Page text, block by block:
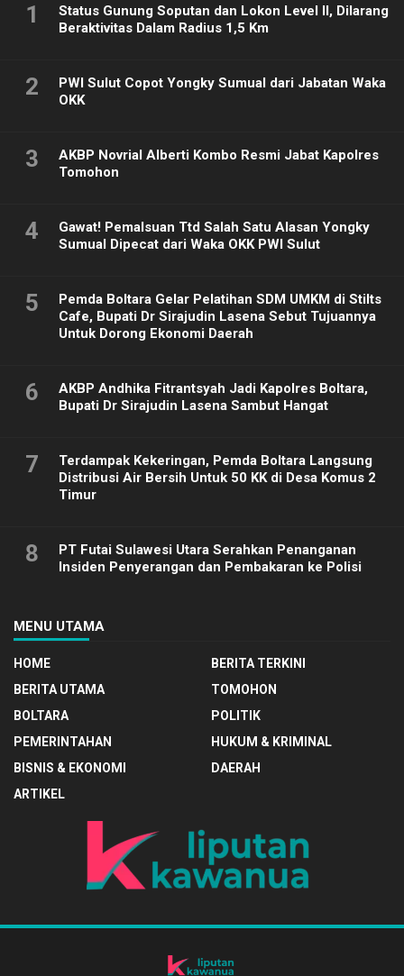
1
Status Gunung Soputan dan Lokon Level II, Dilarang
Beraktivitas Dalam Radius 1,5 Km
2
PWI Sulut Copot Yongky Sumual dari Jabatan Waka
OKK
3
AKBP Novrial Alberti Kombo Resmi Jabat Kapolres
Tomohon
4
Gawat! Pemalsuan Ttd Salah Satu Alasan Yongky
Sumual Dipecat dari Waka OKK PWI Sulut
5
Pemda Boltara Gelar Pelatihan SDM UMKM di Stilts
Cafe, Bupati Dr Sirajudin Lasena Sebut Tujuannya
Untuk Dorong Ekonomi Daerah
6
AKBP Andhika Fitrantsyah Jadi Kapolres Boltara,
Bupati Dr Sirajudin Lasena Sambut Hangat
7
Terdampak Kekeringan, Pemda Boltara Langsung
Distribusi Air Bersih Untuk 50 KK di Desa Komus 2
Timur
8
PT Futai Sulawesi Utara Serahkan Penanganan
Insiden Penyerangan dan Pembakaran ke Polisi
MENU UTAMA
HOME
BERITA TERKINI
BERITA UTAMA
TOMOHON
BOLTARA
POLITIK
PEMERINTAHAN
HUKUM & KRIMINAL
BISNIS & EKONOMI
DAERAH
ARTIKEL